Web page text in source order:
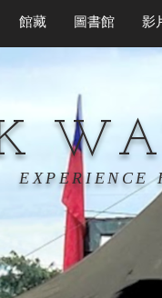
館藏 圖書館 影
EXPERIENCE